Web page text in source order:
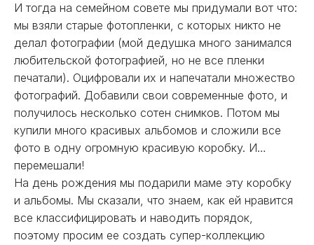
И тогда на семейном совете мы придумали вот что:
мы взяли старые фотопленки, с которых никто не
делал фотографии (мой дедушка много занимался
любительской фотографией, но не все пленки
печатали). Оцифровали их и напечатали множество
фотографий. Добавили свои современные фото, и
получилось несколько сотен снимков. Потом мы
купили много красивых альбомов и сложили все
фото в одну огромную красивую коробку. И…
перемешали!
На день рождения мы подарили маме эту коробку
и альбомы. Мы сказали, что знаем, как ей нравится
все классифицировать и наводить порядок,
поэтому просим ее создать супер-коллекцию